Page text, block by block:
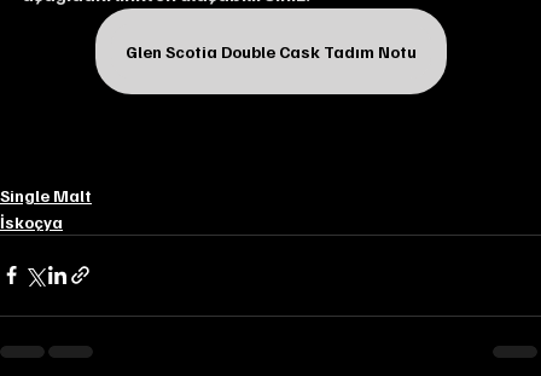
Glen Scotia Double Cask Tadım Notu
Single Malt
İskoçya